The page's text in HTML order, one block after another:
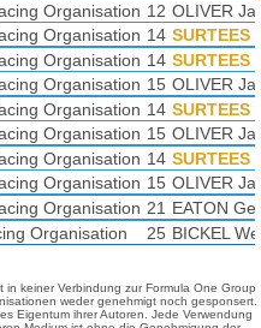
Organisation 12 OLIVER
Organisation 14 SURTEES
Organisation 14 SURTEES
Organisation 15 OLIVER
Organisation 14 SURTEES
Organisation 15 OLIVER
Organisation 14 SURTEES
Organisation 15 OLIVER
Organisation 21 EATON
Organisation 25 BICKEL
keiner Verbindung zur Formula One Group
weder genehmigt noch gesponsert.
Eigentum ihrer Autoren. Jede Verwendung